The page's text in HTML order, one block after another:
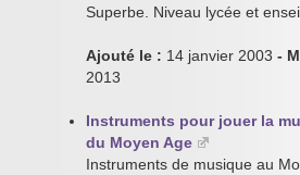
Superbe. Niveau lycée et
Ajouté le : 14 janvier 2003 -
2013
Instruments pour jouer la
du Moyen Age
Instruments de musique au